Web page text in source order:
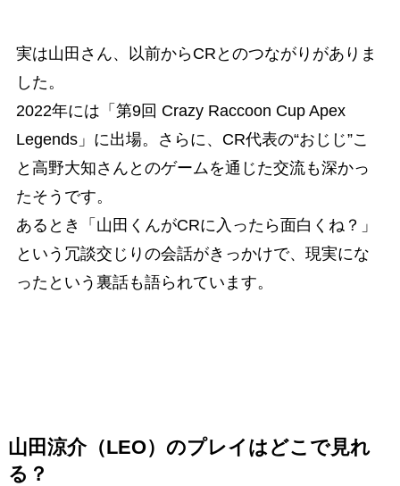
実は山田さん、以前からCRとのつながりがありま
した。
2022年には「第9回 Crazy Raccoon Cup Apex
Legends」に出場。さらに、CR代表の“おじじ”こ
と高野大知さんとのゲームを通じた交流も深かっ
たそうです。
あるとき「山田くんがCRに入ったら面白くね？」
という冗談交じりの会話がきっかけで、現実にな
ったという裏話も語られています。
山田涼介（LEO）のプレイはどこで見れ
る？